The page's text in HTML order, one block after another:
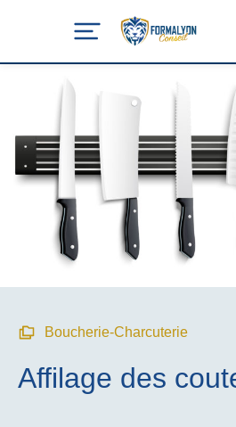
Boucherie-Charcuterie
Affilage des